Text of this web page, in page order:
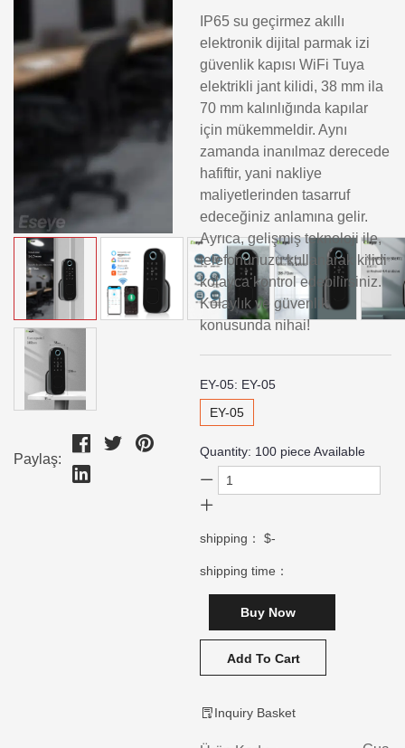
Paylaş:
IP65 su geçirmez akıllı
elektronik dijital parmak izi
güvenlik kapısı WiFi Tuya
elektrikli jant kilidi, 38 mm ila
70 mm kalınlığında kapılar
için mükemmeldir. Aynı
zamanda inanılmaz derecede
hafiftir, yani nakliye
maliyetlerinden tasarruf
edeceğiniz anlamına gelir.
Ayrıca, gelişmiş teknoloji ile,
telefonunuzu kullanarak kilidi
kolayca kontrol edebilirsiniz.
Kolaylık ve güvenlik
konusunda nihai!
EY-05: EY-05
EY-05
Quantity: 100 piece Available
shipping：$-
shipping time：
Buy Now
Add To Cart
Inquiry Basket